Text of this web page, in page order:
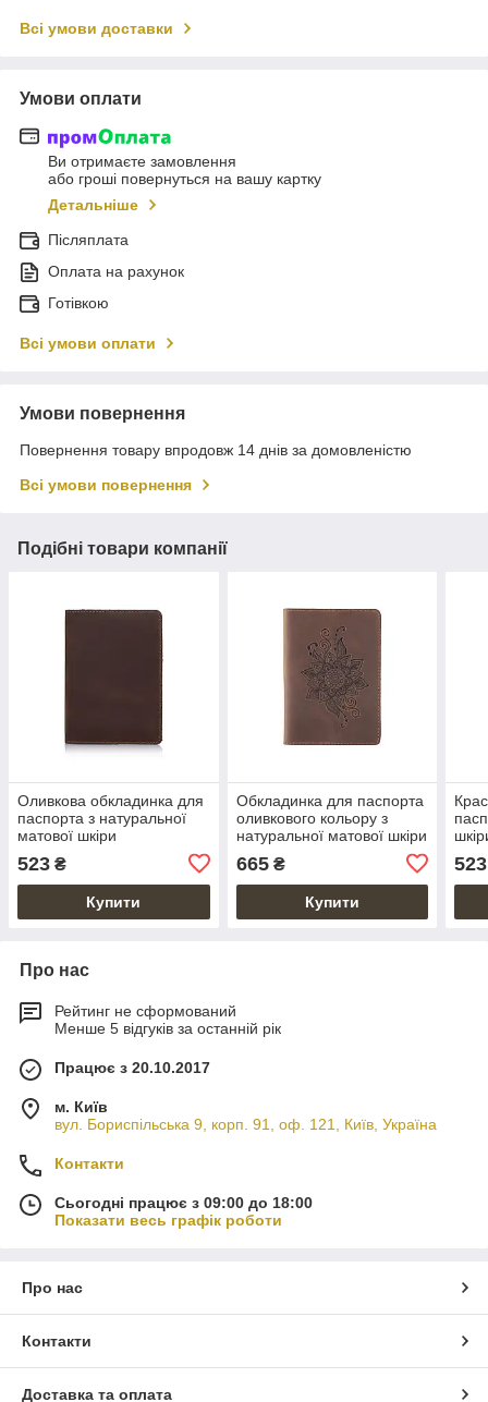
Всі умови доставки
Умови оплати
Ви отримаєте замовлення
або гроші повернуться на вашу картку
Детальніше
Післяплата
Оплата на рахунок
Готівкою
Всі умови оплати
Умови повернення
Повернення товару впродовж 14 днів за домовленістю
Всі умови повернення
Подібні товари компанії
Оливкова обкладинка для
паспорта з натуральної
матової шкіри
523 ₴
Купити
Обкладинка для паспорта
оливкового кольору з
натуральної матової шкіри
665₴
Купити
523
Про нас
Рейтинг не сформований
Менше 5 відгуків за останній рік
Працює з 20.10.2017
м. Київ
вул. Бориспільська 9, корп. 91, оф. 121, Київ, Україна
Контакти
Сьогодні працює з 09:00 до 18:00
Показати весь графік роботи
Про нас
Контакти
Доставка та оплата